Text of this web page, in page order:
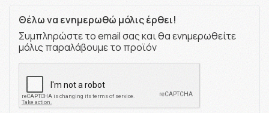
Θέλω να ενημερωθώ μόλις έρθει!
Συμπληρώστε το email σας και θα ενημερωθείτε
μόλις παραλάβουμε το προϊόν